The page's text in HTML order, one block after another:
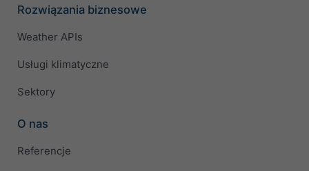
Rozwiązania biznesowe
Weather APIs
Usługi klimatyczne
Sektory
O nas
Referencje